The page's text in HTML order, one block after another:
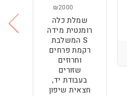
₪2000
שמלת כלה
רומנטית מידה
S המשלבת
רקמת פרחים
וחרוזים
שזורים
בעבודת יד,
חצאית שיפון